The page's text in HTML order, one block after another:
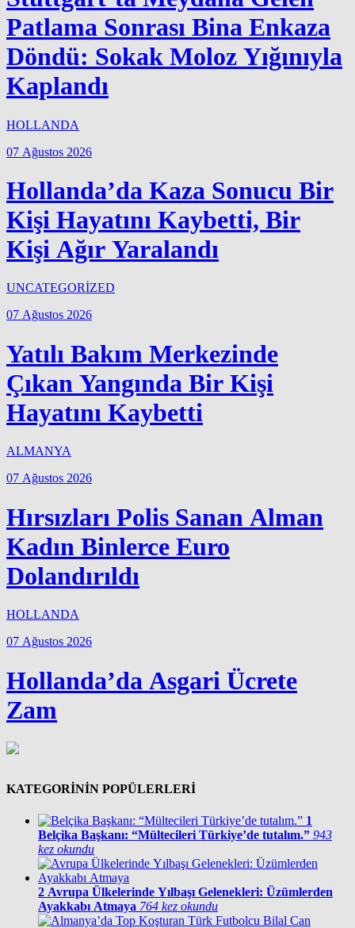
Patlama Sonrası Bina Enkaza
Döndü: Sokak Moloz Yığınıyla
Kaplandı
HOLLANDA
07 Ağustos 2026
Hollanda’da Kaza Sonucu Bir
Kişi Hayatını Kaybetti, Bir
Kişi Ağır Yaralandı
UNCATEGORİZED
07 Ağustos 2026
Yatılı Bakım Merkezinde
Çıkan Yangında Bir Kişi
Hayatını Kaybetti
ALMANYA
07 Ağustos 2026
Hırsızları Polis Sanan Alman
Kadın Binlerce Euro
Dolandırıldı
HOLLANDA
07 Ağustos 2026
Hollanda’da Asgari Ücrete
Zam
KATEGORİNİN POPÜLERLERİ
1
Belçika Başkanı: “Mültecileri Türkiye’de tutalım.” 943
kez okundu
2 Avrupa Ülkelerinde Yılbaşı Gelenekleri: Üzümlerden
Ayakkabı Atmaya 764 kez okundu